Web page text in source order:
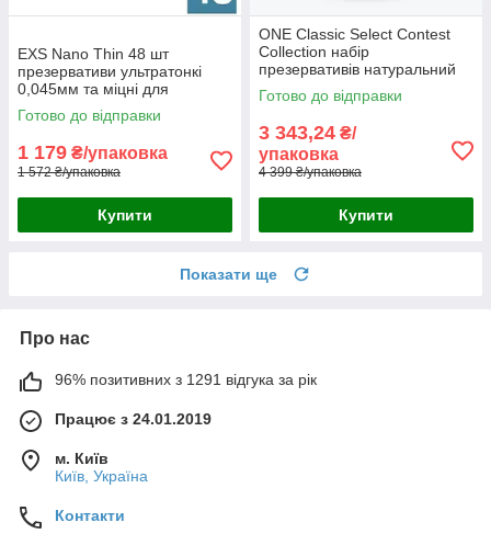
EXS Nano Thin 48 шт
презервативи ультратонкі
0,045мм та міцні для
вагінальнного орального та
анального сексу
Готово до відправки
1 179 ₴/упаковка
1 572 ₴/упаковка
Купити
ONE Classic Select Contest
Collection набір
презервативів натуральний
каучуковий латекс унікальне
паковання 100 шт. у тубусі
Готово до відправки
3 343,24 ₴/
упаковка
4 399 ₴/упаковка
Купити
Показати ще
Про нас
96% позитивних з 1291 відгука за рік
Працює з 24.01.2019
м. Київ
Київ, Україна
Контакти